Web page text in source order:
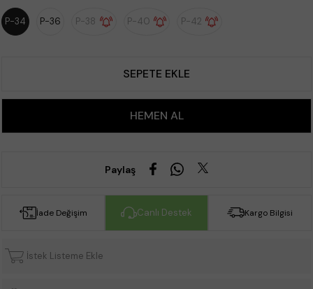
P-34 P-36 P-38 P-40 P-42
Paylaş
İade Değişim Canlı Destek Kargo Bilgisi
İstek Listeme Ekle